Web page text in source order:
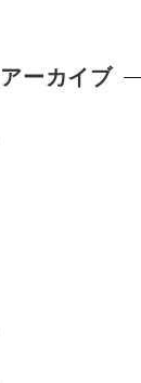
アーカイブ